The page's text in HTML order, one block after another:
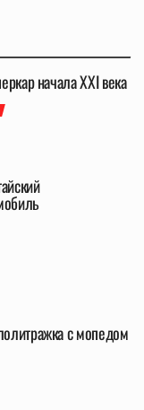
начала XXI века
с мопедом